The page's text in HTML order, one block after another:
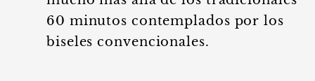
60 minutos contemplados por los
biseles convencionales.